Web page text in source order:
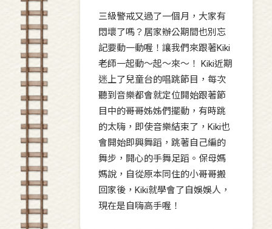
三級警戒又過了一個月，大家有
悶壞了嗎？居家辦公期間也別忘
記要動一動喔！讓我們來跟著Kiki
老師一起動～起～來～！ Kiki近期
迷上了兒童台的唱跳節目，每次
聽到音樂都會就定位開始跟著節
目中的哥哥姊姊們擺動，有時跳
的太嗨，即使音樂結束了，Kiki也
會開始即興舞蹈，跳著自己編的
舞步，開心的手舞足蹈。保母媽
媽說，自從原本同住的小哥哥搬
回家後，Kiki就學會了自娛娛人，
現在是自嗨高手喔！